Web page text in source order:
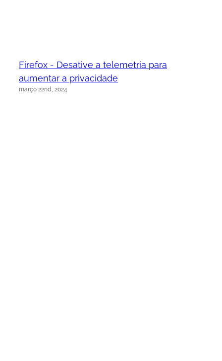
Firefox - Desative a telemetria para
aumentar a privacidade
março 22nd, 2024